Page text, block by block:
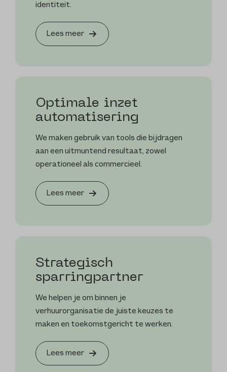
identiteit.
Lees meer
Optimale inzet
automatisering
We maken gebruik van tools die bijdragen
aan een uitmuntend resultaat, zowel
operationeel als commercieel.
Lees meer
Strategisch
sparringpartner
We helpen je om binnen je
verhuurorganisatie de juiste keuzes te
maken en toekomstgericht te werken.
Lees meer